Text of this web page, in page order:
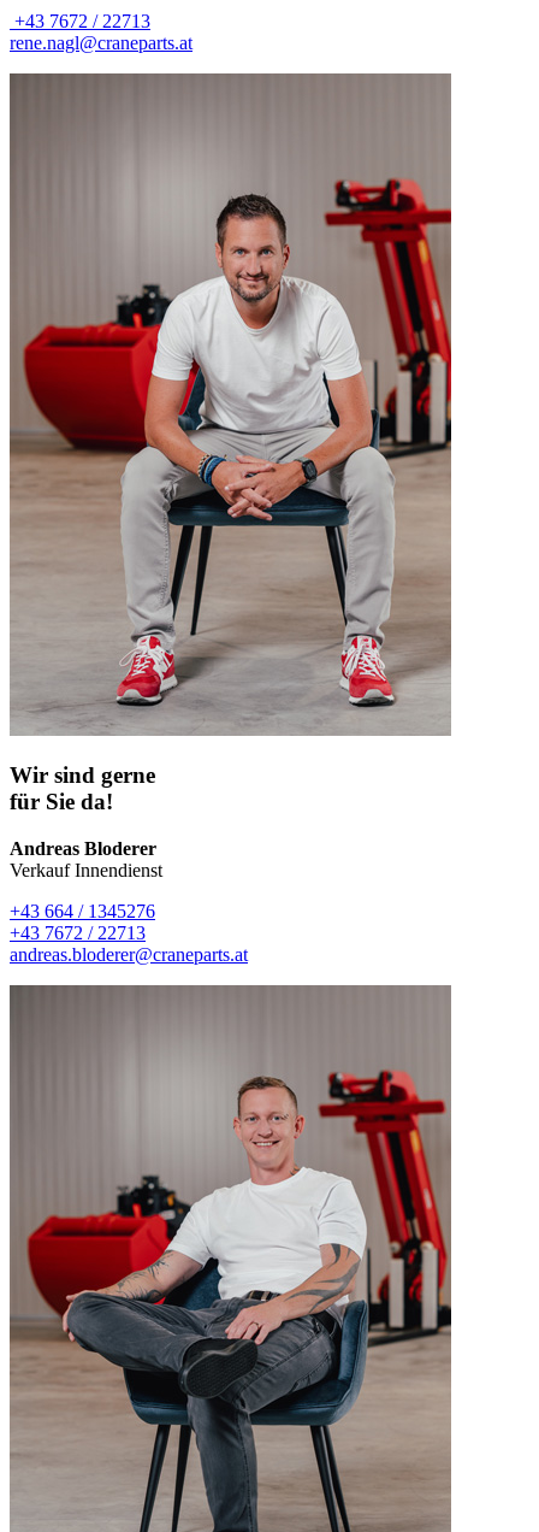
+43 7672 / 22713
rene.nagl@craneparts.at
Wir sind gerne
für Sie da!
Andreas Bloderer
Verkauf Innendienst
+43 664 / 1345276
+43 7672 / 22713
andreas.bloderer@craneparts.at